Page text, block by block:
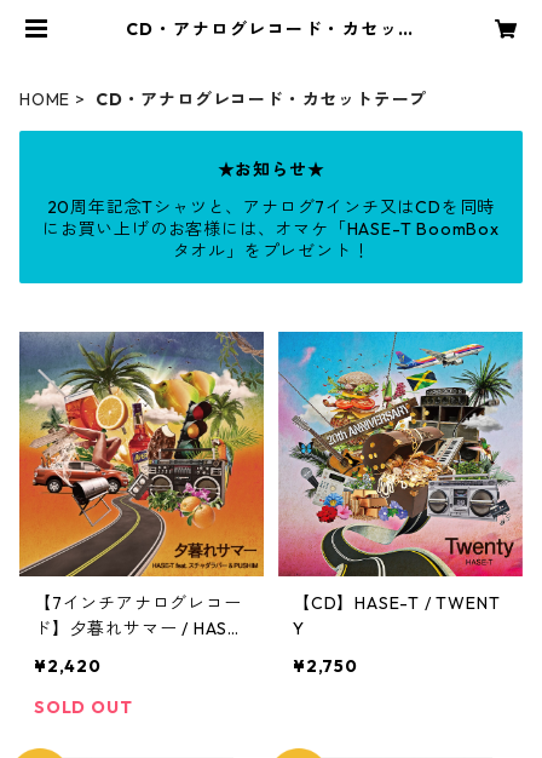
CD・アナログレコード・カセット
HOME CD・アナログレコード・カセットテープ
★お知らせ★
20周年記念Tシャツと、アナログ7インチ又はCDを同時
にお買い上げのお客様には、オマケ「HASE-T BoomBox
タオル」をプレゼント！
【7インチアナログレコー
ド】夕暮れサマー / HASE-
USHIM
¥2,420
SOLD OUT
【CD】HASE-T / TWENT
Y
¥2,750